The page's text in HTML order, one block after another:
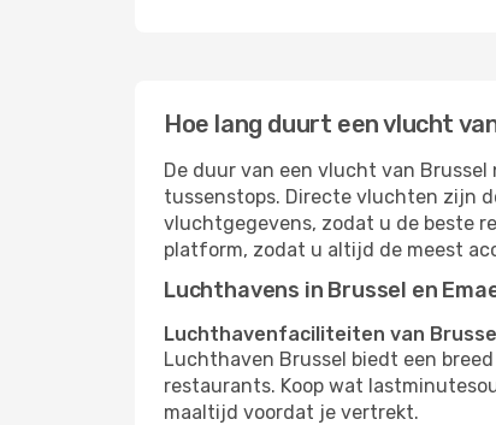
Hoe lang duurt een vlucht
De duur van een vlucht van
tussenstops. Directe vluchten zijn
vluchtgegevens, zodat u de beste
platform, zodat u altijd de meest
Luchthavens in Brussel en
Luchthavenfaciliteiten van
Luchthaven Brussel biedt een
restaurants. Koop wat
maaltijd voordat je vertrekt.